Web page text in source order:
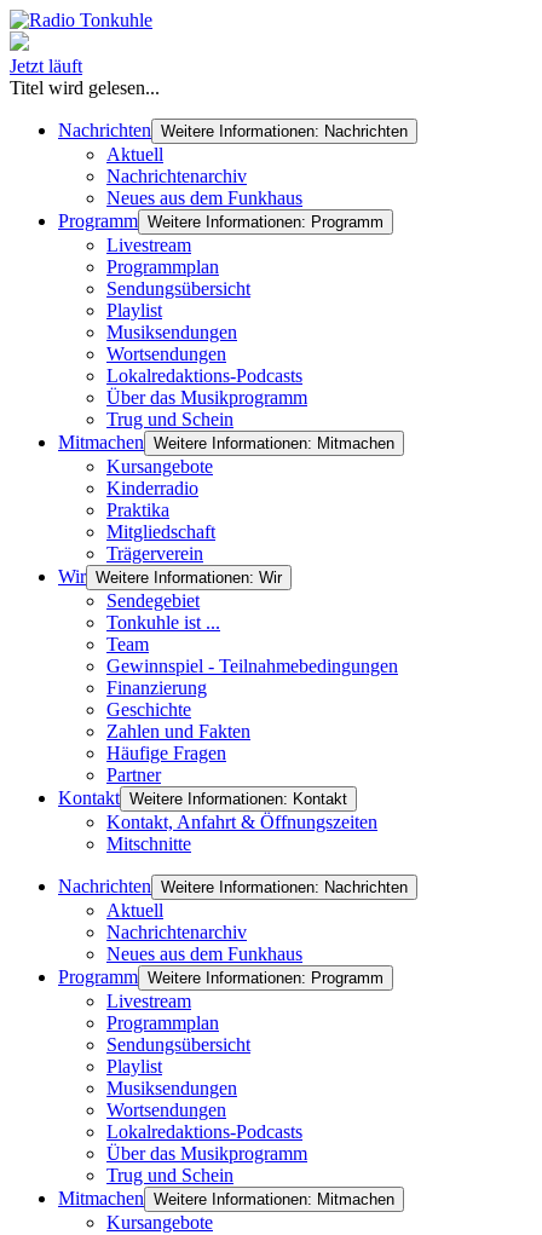
Jetzt läuft
Titel wird gelesen...
Nachrichten Weitere Informationen: Nachrichten
Aktuell
Nachrichtenarchiv
Neues aus dem Funkhaus
Programm Weitere Informationen: Programm
Livestream
Programmplan
Sendungsübersicht
Playlist
Musiksendungen
Wortsendungen
Lokalredaktions-Podcasts
Über das Musikprogramm
Trug und Schein
Mitmachen Weitere Informationen: Mitmachen
Kursangebote
Kinderradio
Praktika
Mitgliedschaft
Trägerverein
Wir Weitere Informationen: Wir
Sendegebiet
Tonkuhle ist ...
Team
Gewinnspiel - Teilnahmebedingungen
Finanzierung
Geschichte
Zahlen und Fakten
Häufige Fragen
Partner
Kontakt Weitere Informationen: Kontakt
Kontakt, Anfahrt & Öffnungszeiten
Mitschnitte
Nachrichten Weitere Informationen: Nachrichten
Aktuell
Nachrichtenarchiv
Neues aus dem Funkhaus
Programm Weitere Informationen: Programm
Livestream
Programmplan
Sendungsübersicht
Playlist
Musiksendungen
Wortsendungen
Lokalredaktions-Podcasts
Über das Musikprogramm
Trug und Schein
Mitmachen Weitere Informationen: Mitmachen
Kursangebote